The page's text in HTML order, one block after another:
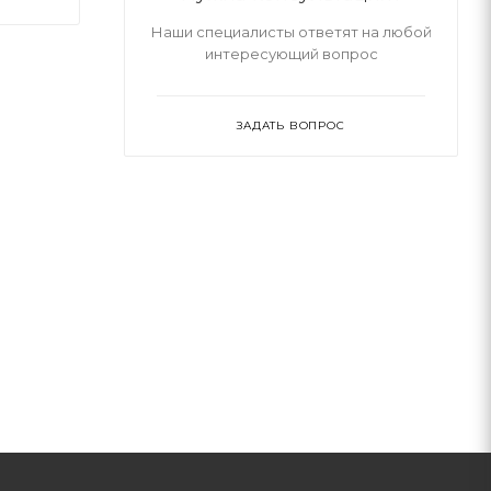
Наши специалисты ответят на любой
интересующий вопрос
ЗАДАТЬ ВОПРОС